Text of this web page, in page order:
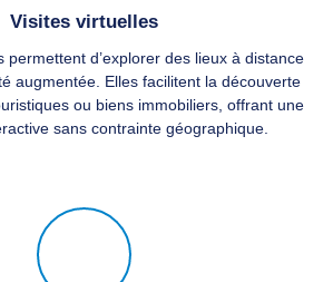
Visites virtuelles
permettent d’explorer des lieux à distance
augmentée. Elles facilitent la découverte
ou biens immobiliers, offrant une
sans contrainte géographique.